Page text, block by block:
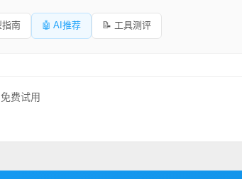
指南 🤖 AI推荐 📝 工具测评
费试用